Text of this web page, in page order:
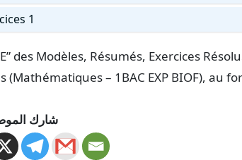
1
des Modèles, Résumés, Exercices
– 1BAC EXP BIOF), au
شارك